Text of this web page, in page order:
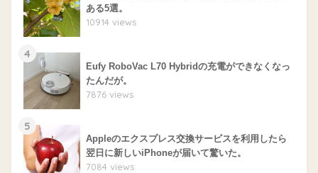
ある5選。
10914 views
4
Eufy RoboVac L70 Hybridの充電ができなくなっ
たんだが。
7876 views
5
Appleのエクスプレス交換サービスを利用したら
翌日に新しいiPhoneが届いて驚いた。
7084 views